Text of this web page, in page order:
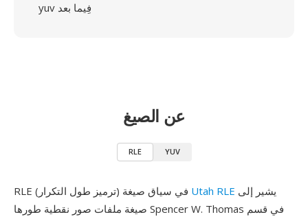
yuv فِيما بعد
عن الصيغ
RLE YUV
Utah RLE
صيغة ملفات صور نقطية طورها Spencer W. Thomas في قسم